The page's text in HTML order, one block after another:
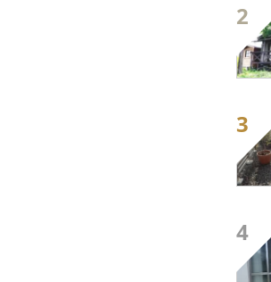
2
3
4